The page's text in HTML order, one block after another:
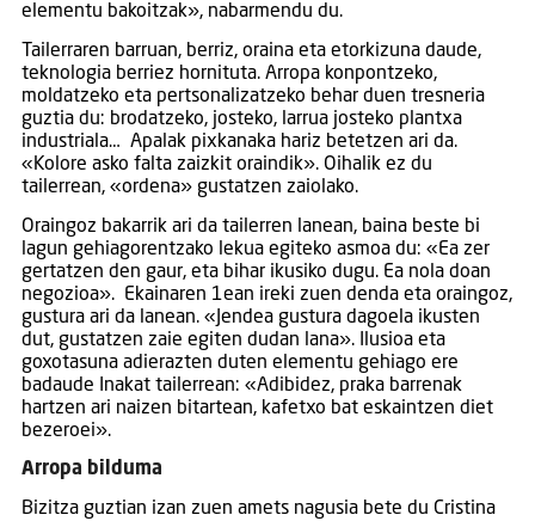
elementu bakoitzak», nabarmendu du.
Tailerraren barruan, berriz, oraina eta etorkizuna daude,
teknologia berriez hornituta. Arropa konpontzeko,
moldatzeko eta pertsonalizatzeko behar duen tresneria
guztia du: brodatzeko, josteko, larrua josteko plantxa
industriala… Apalak pixkanaka hariz betetzen ari da.
«Kolore asko falta zaizkit oraindik». Oihalik ez du
tailerrean, «ordena» gustatzen zaiolako.
Oraingoz bakarrik ari da tailerren lanean, baina beste bi
lagun gehiagorentzako lekua egiteko asmoa du: «Ea zer
gertatzen den gaur, eta bihar ikusiko dugu. Ea nola doan
negozioa». Ekainaren 1ean ireki zuen denda eta oraingoz,
gustura ari da lanean. «Jendea gustura dagoela ikusten
dut, gustatzen zaie egiten dudan lana». Ilusioa eta
goxotasuna adierazten duten elementu gehiago ere
badaude Inakat tailerrean: «Adibidez, praka barrenak
hartzen ari naizen bitartean, kafetxo bat eskaintzen diet
bezeroei».
Arropa bilduma
Bizitza guztian izan zuen amets nagusia bete du Cristina